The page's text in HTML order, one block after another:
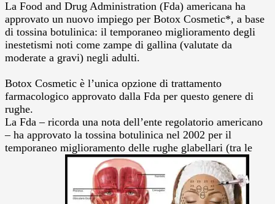
La Food and Drug Administration (Fda) americana ha
approvato un nuovo impiego per Botox Cosmetic*, a base
di tossina botulinica: il temporaneo miglioramento degli
inestetismi noti come zampe di gallina (valutate da
moderate a gravi) negli adulti.
Botox Cosmetic è l’unica opzione di trattamento
farmacologico approvato dalla Fda per questo genere di
rughe.
La Fda – ricorda una nota dell’ente regolatorio americano
– ha approvato la tossina botulinica nel 2002 per il
temporaneo miglioramento delle rughe glabellari (tra le